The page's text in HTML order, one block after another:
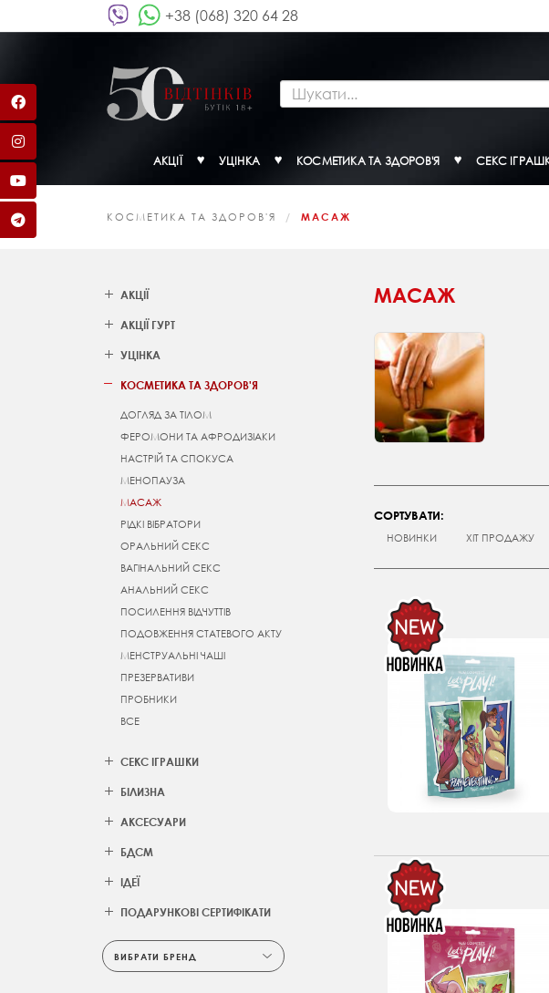
+38 (068) 320 64 28
АКЦІЇ УЦІНКА КОСМЕТИКА ТА ЗДОРОВ'Я СЕКС
КОСМЕТИКА ТА ЗДОРОВ'Я МАСАЖ
АКЦІЇ
АКЦІЇ ГУРТ
УЦІНКА
КОСМЕТИКА ТА ЗДОРОВ'Я
ДОГЛЯД ЗА ТІЛОМ
ФЕРОМОНИ ТА АФРОДИЗІАКИ
НАСТРІЙ ТА СПОКУСА
МЕНОПАУЗА
МАСАЖ
РІДКІ ВІБРАТОРИ
ОРАЛЬНИЙ СЕКС
ВАГІНАЛЬНИЙ СЕКС
АНАЛЬНИЙ СЕКС
ПОСИЛЕННЯ ВІДЧУТТІВ
ПОДОВЖЕННЯ СТАТЕВОГО АКТУ
МЕНСТРУАЛЬНІ ЧАШІ
ПРЕЗЕРВАТИВИ
ПРОБНИКИ
ВСЕ
СЕКС ІГРАШКИ
БІЛИЗНА
АКСЕСУАРИ
БДСМ
ІДЕЇ
ПОДАРУНКОВІ СЕРТИФІКАТИ
ВИБРАТИ БРЕНД
МАСАЖ
СОРТУВАТИ:
НОВИНКИ
ХІТ ПРОДАЖУ